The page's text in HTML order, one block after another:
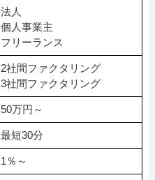
法人
個人事業主
フリーランス
2社間ファクタリング
3社間ファクタリング
50万円～
最短30分
1％～